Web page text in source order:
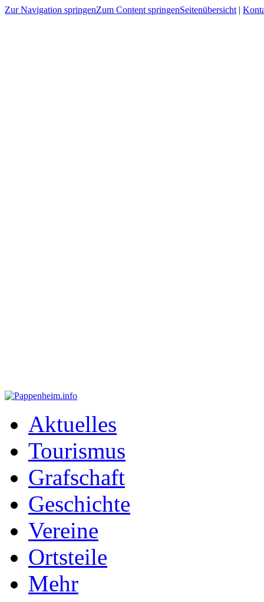
Zur Navigation springenZum Content springenSeitenübersicht |
Aktuelles
Tourismus
Grafschaft
Geschichte
Vereine
Ortsteile
Mehr